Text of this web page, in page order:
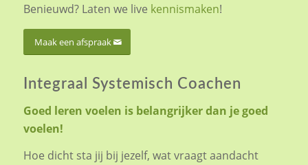
Benieuwd? Laten we live kennismaken!
Maak een afspraak
Integraal Systemisch Coachen
Goed leren voelen is belangrijker dan je goed
voelen!
Hoe dicht sta jij bij jezelf, wat vraagt aandacht